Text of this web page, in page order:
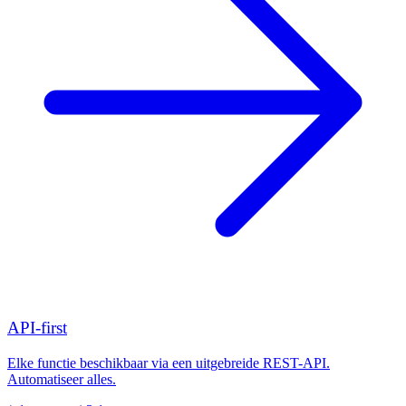
API-first
Elke functie beschikbaar via een uitgebreide REST-API.
Automatiseer alles.